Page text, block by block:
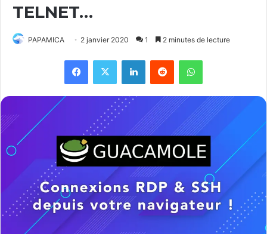
TELNET…
PAPAMICA 2 janvier 2020 1 2 minutes de lecture
Facebook
X LinkedinReddit WhatsApp